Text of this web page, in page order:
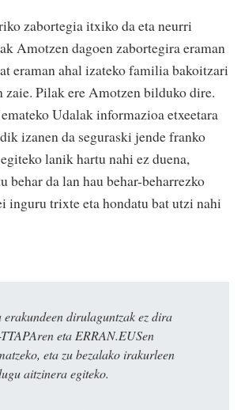
zabortegia itxiko da eta neurri
Amotzen dagoen zabortegira eraman
eraman ahal izateko familia bakoitzari
zaie. Pilak ere Amotzen bilduko dire.
Udalak informazioa etxeetara
izanen da seguraski jende franko
lanik hartu nahi ez duena,
behar da lan hau behar-beharrezko
inguru trixte eta hondatu bat utzi nahi
erakundeen dirulaguntzak ez dira
eta ERRAN.EUSen
eta zu bezalako irakurleen
aitzinera egiteko.